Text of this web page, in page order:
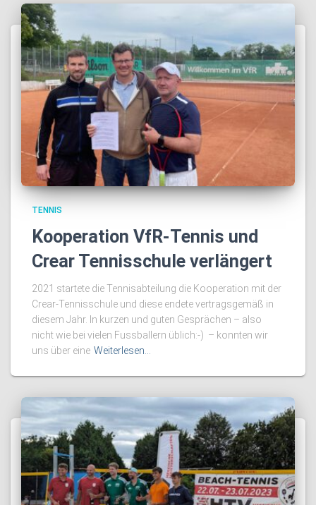
TENNIS
Kooperation VfR-Tennis und
Crear Tennisschule verlängert
2021 startete die Tennisabteilung die Kooperation mit der
Crear-Tennisschule und diese endete vertragsgemäß in
diesem Jahr. In kurzen und guten Gesprächen – also
nicht wie bei vielen Fussballern üblich:-) – konnten wir
uns über eine Weiterlesen…